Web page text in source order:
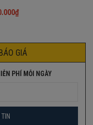
₫
GIÁ
PHÍ MỖI NGÀY